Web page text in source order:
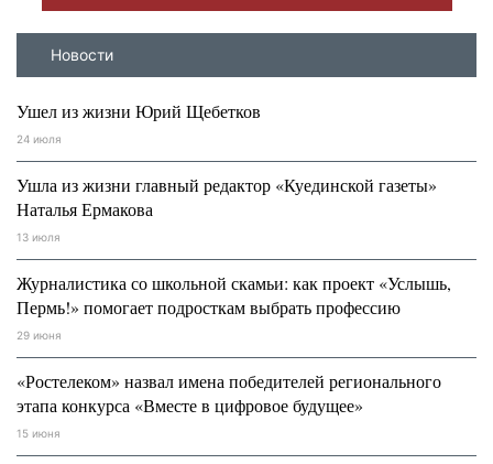
Новости
Ушел из жизни Юрий Щебетков
24 июля
Ушла из жизни главный редактор «Куединской газеты»
Наталья Ермакова
13 июля
Журналистика со школьной скамьи: как проект «Услышь,
Пермь!» помогает подросткам выбрать профессию
29 июня
«Ростелеком» назвал имена победителей регионального
этапа конкурса «Вместе в цифровое будущее»
15 июня